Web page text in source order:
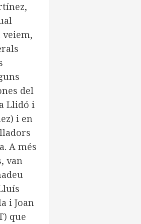
veiem,
del
Llidó i
i en
A més
van
i Joan
que